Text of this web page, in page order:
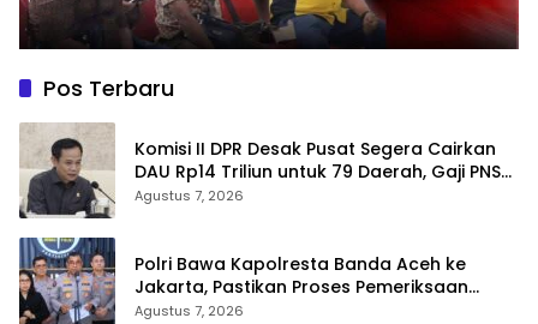
Pos Terbaru
Komisi II DPR Desak Pusat Segera Cairkan
DAU Rp14 Triliun untuk 79 Daerah, Gaji PNS
Terancam Telat
Agustus 7, 2026
Polri Bawa Kapolresta Banda Aceh ke
Jakarta, Pastikan Proses Pemeriksaan
Profesional dan Transparan
Agustus 7, 2026